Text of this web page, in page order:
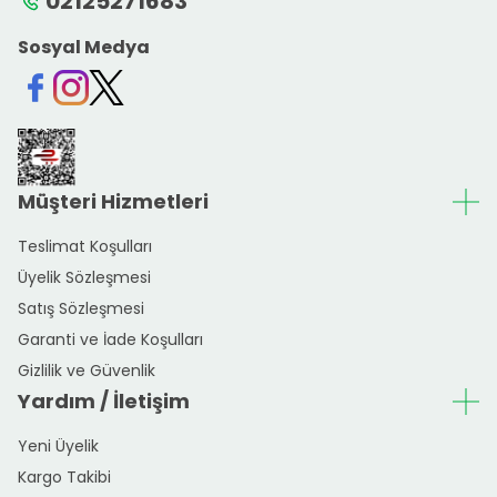
Sosyal Medya
Facebook
Instagram
Twitter
Müşteri Hizmetleri
Teslimat Koşulları
Üyelik Sözleşmesi
Satış Sözleşmesi
Garanti ve İade Koşulları
Gizlilik ve Güvenlik
Yardım / İletişim
Yeni Üyelik
Kargo Takibi